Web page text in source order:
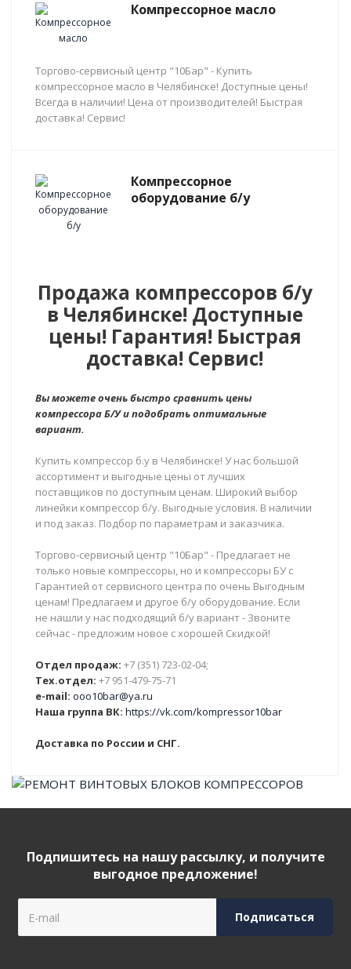
Компрессорное масло
Торгово-сервисный центр "10Бар" - Купить
компрессорное масло в Челябинске! Доступные цены!
Всегда в наличии! Цена от производителей! Быстрая
доставка! Сервис!
Компрессорное
оборудование б/у
Продажа компрессоров б/у
в Челябинске! Доступные
цены! Гарантия! Быстрая
доставка! Сервис!
Вы можете очень быстро сравнить цены
компрессора Б/У и подобрать оптимальные
вариант.
Купить компрессор б.у в Челябинске! У нас большой
ассортимент и выгодные цены от лучших
поставщиков по доступным ценам. Широкий выбор
линейки компрессор б/у. Выгодные условия. В наличии
и под заказ. Подбор по параметрам и заказчика.
Торгово-сервисный центр "10Бар" - Предлагает не
только новые компрессоры, но и компрессоры БУ с
Гарантией от сервисного центра по очень Выгодным
ценам! Предлагаем и другое б/у оборудование. Если
не нашли у нас подходящий б/у вариант - Звоните
сейчас - предложим новое с хорошей Скидкой!
Отдел продаж: +7 (351) 723-02-04;
Тех.отдел: +7 951-479-75-71
e-mail: ooo10bar@ya.ru
Наша группа ВК: https://vk.com/kompressor10bar
Доставка по России и СНГ.
Подпишитесь на нашу рассылку, и получите
выгодное предложение!